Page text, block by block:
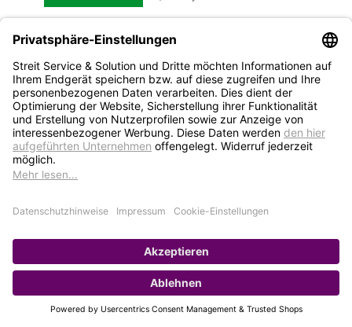
1 2 3 4 5
STREIT Newsletter
Neue Produkte, Blogbeiträge, Eventeinladungen und
Bleiben Sie auf dem Laufenden und abonnieren Sie
gerne unseren Newsletter: